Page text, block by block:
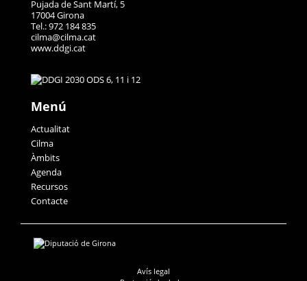
Pujada de Sant Martí, 5
17004 Girona
Tel.: 972 184 835
cilma@cilma.cat
www.ddgi.cat
Menú
Actualitat
Cilma
Àmbits
Agenda
Recursos
Contacte
Avís legal